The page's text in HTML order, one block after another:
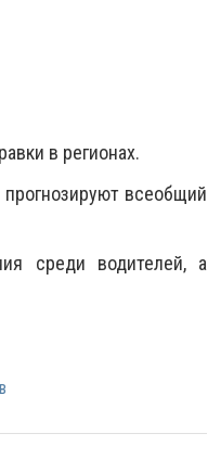
в регионах.
всеобщий
среди водителей, а